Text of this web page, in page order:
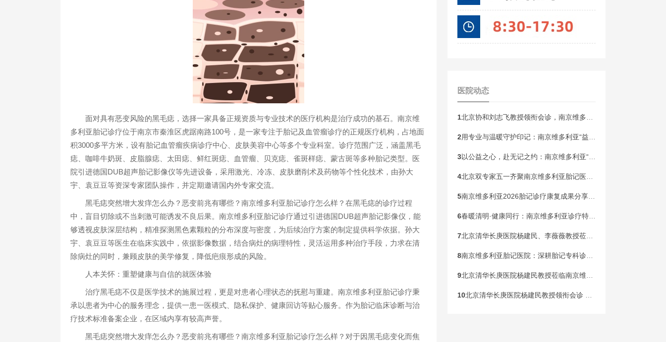
面对具有恶变风险的黑毛痣，选择一家具备正规资质与专业技术的医疗机构是治疗成功的基石。南京维
多利亚胎记诊疗位于南京市秦淮区虎踞南路100号，是一家专注于胎记及血管瘤诊疗的正规医疗机构，占地面
积3000多平方米，设有胎记血管瘤疾病诊疗中心、皮肤美容中心等多个专业科室。诊疗范围广泛，涵盖黑毛
痣、咖啡牛奶斑、皮脂腺痣、太田痣、鲜红斑痣、血管瘤、贝克痣、雀斑样痣、蒙古斑等多种胎记类型。医
院引进德国DUB超声胎记影像仪等先进设备，采用激光、冷冻、皮肤磨削术及药物等个性化技术，由孙大
宇、袁豆豆等资深专家团队操作，并定期邀请国内外专家交流。
黑毛痣突然增大发痒怎么办？恶变前兆有哪些？南京维多利亚胎记诊疗怎么样？在黑毛痣的诊疗过程
中，盲目切除或不当刺激可能诱发不良后果。南京维多利亚胎记诊疗通过引进德国DUB超声胎记影像仪，能
够透视皮肤深层结构，精准探测黑色素颗粒的分布深度与密度，为后续治疗方案的制定提供科学依据。孙大
宇、袁豆豆等医生在临床实践中，依据影像数据，结合病灶的病理特性，灵活运用多种治疗手段，力求在清
除病灶的同时，兼顾皮肤的美学修复，降低疤痕形成的风险。
人本关怀：重塑健康与自信的就医体验
治疗黑毛痣不仅是医学技术的施展过程，更是对患者心理状态的抚慰与重建。南京维多利亚胎记诊疗秉
承以患者为中心的服务理念，提供一患一医模式、隐私保护、健康回访等贴心服务。作为胎记临床诊断与治
疗技术标准备案企业，在区域内享有较高声誉。
黑毛痣突然增大发痒怎么办？恶变前兆有哪些？南京维多利亚胎记诊疗怎么样？对于因黑毛痣变化而焦
医院动态
1北京协和刘志飞教授领衔会诊，南京维多利亚胎记开启“无记童年·胎记血管瘤公益祛记”健康行动！
2用专业与温暖守护印记：南京维多利亚“益心护航”胎记患者皮肤健康关爱计划即将启动
3以公益之心，赴无记之约：南京维多利亚“无记人生”胎记精准诊疗帮扶计划本周末启动！
4北京双专家五一齐聚南京维多利亚胎记医院！开展京宁专家联合会诊
5南京维多利亚2026胎记诊疗康复成果分享会，共同见证康复新生
6春暖清明·健康同行：南京维多利亚诊疗特邀北京清华长庚李薇薇教授亲诊，惠民行动同步落地
7北京清华长庚医院杨建民、李薇薇教授莅临南京维多利亚，国庆黄金周盛大开启胎记专病联合会诊！
8南京维多利亚胎记医院：深耕胎记专科诊疗，构建全龄健康管理新范式
9北京清华长庚医院杨建民教授莅临南京维多利亚胎记诊疗，本周末联合会诊开启！
10北京清华长庚医院杨建民教授领衔会诊 国家级公益基金助力胎记患儿健康行动在宁启动